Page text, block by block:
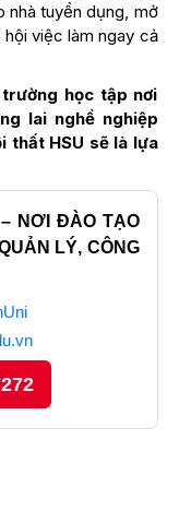
nhà tuyển dụng, mở
việc làm ngay cả
học tập nơi
lai nghề nghiệp
thất HSU sẽ là lựa
NƠI ĐÀO TẠO
LÝ, CÔNG